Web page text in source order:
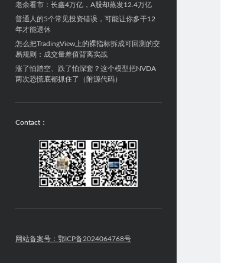
老余看市：长鑫4万亿，A股却蒸发12.4万亿
普通人的5个常见投资错误，可能让你多干12
年才能退休
怎么把TradingView上的裸指标拆成可回测的交
易规则：成交量差值背离实战
涨了怕踏空、跌了怕深套？这个模型把NVDA
两次恐慌底都抓住了（附源代码）
Contact：
网站备案号：鄂ICP备2024064768号